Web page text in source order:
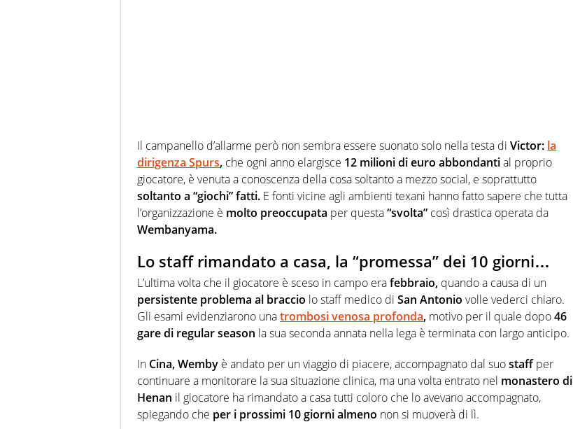
Il campanello d’allarme però non sembra essere suonato solo nella testa di Victor: la
dirigenza Spurs, che ogni anno elargisce 12 milioni di euro abbondantial proprio
giocatore, è venuta a conoscenza della cosa soltanto a mezzo social, e soprattutto
soltanto a “giochi” fatti. E fonti vicine agli ambienti texani hanno fatto sapere che tutta
l’organizzazione è molto preoccupata per questa“svolta” così drastica operata da
Wembanyama.
Lo staff rimandato a casa, la “promessa” dei 10 giorni…
L’ultima volta che il giocatore è sceso in campo erafebbraio, quando a causa di un
persistente problema al braccio lo staff medico di San Antonio volle vederci chiaro.
Gli esami evidenziarono unatrombosi venosa profonda, motivo per il quale dopo46
gare di regular season la sua seconda annata nella lega è terminata con largo anticipo.
In Cina,Wemby è andato per un viaggio di piacere, accompagnato dal suostaffper
continuare a monitorare la sua situazione clinica, ma una volta entrato nel monastero di
Henan il giocatore ha rimandato a casa tutti coloro che lo avevano accompagnato,
spiegando che per i prossimi 10 giorni almeno non si muoverà di lì.